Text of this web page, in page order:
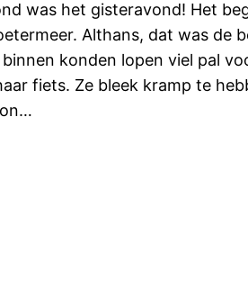
was het gisteravond! Het
Althans, dat was de
konden lopen viel pal
fiets. Ze bleek kramp te